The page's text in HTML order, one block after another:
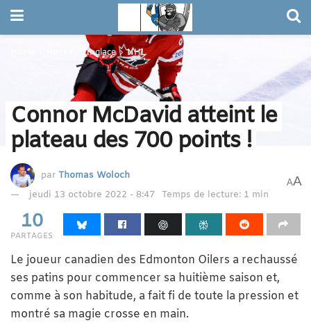
Hockey sur glace NHL
Connor McDavid atteint le
plateau des 700 points !
par Thomas Woloch
jeudi 13 octobre 2022 - 8:47
Temps de lecture: 1 min
AA
10
PARTAGES
Le joueur canadien des Edmonton Oilers a rechaussé
ses patins pour commencer sa huitième saison et,
comme à son habitude, a fait fi de toute la pression et
montré sa magie crosse en main.